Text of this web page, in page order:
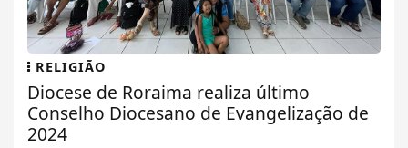
RELIGIÃO
Diocese de Roraima realiza último
Conselho Diocesano de Evangelização de
2024